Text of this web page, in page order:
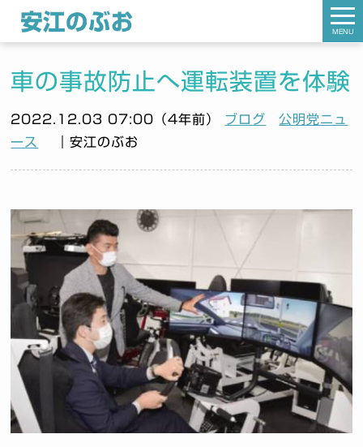
車の事故防止へ運転装置を体験
2022.12.03 07:00（4年前） ブログ
公明党ニュ
ース
｜安江のぶお
MENU